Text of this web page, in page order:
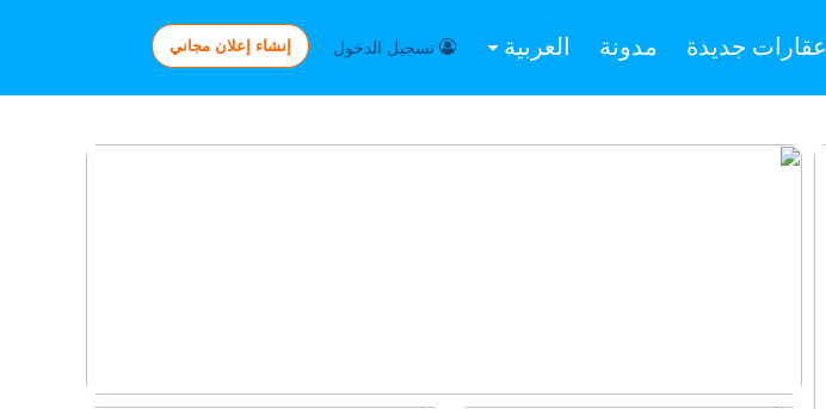
عقارات جديدة مدونة العربية تسجيل الدخول إنشاء إعلان مجاني